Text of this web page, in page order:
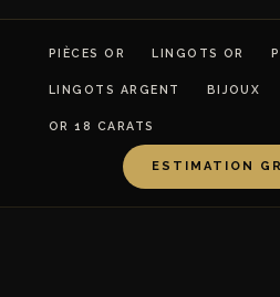
PIÈCES OR LINGOTS OR
LINGOTS ARGENT BIJOUX
OR 18 CARATS
ESTIMATION